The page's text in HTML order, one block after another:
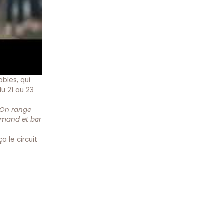
qui
21 au 23
range
et bar
le circuit